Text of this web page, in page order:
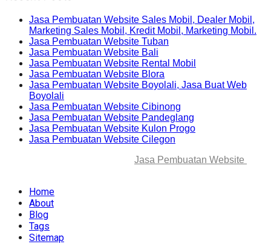
Jasa Pembuatan Website Sales Mobil, Dealer Mobil,
Marketing Sales Mobil, Kredit Mobil, Marketing Mobil.
Jasa Pembuatan Website Tuban
Jasa Pembuatan Website Bali
Jasa Pembuatan Website Rental Mobil
Jasa Pembuatan Website Blora
Jasa Pembuatan Website Boyolali, Jasa Buat Web
Boyolali
Jasa Pembuatan Website Cibinong
Jasa Pembuatan Website Pandeglang
Jasa Pembuatan Website Kulon Progo
Jasa Pembuatan Website Cilegon
Jasa Pembuatan Website
Home
About
Blog
Tags
Sitemap